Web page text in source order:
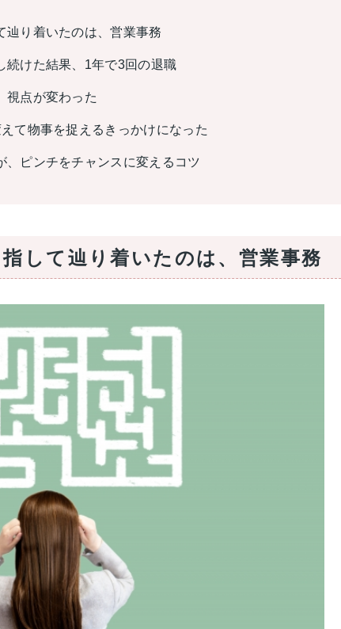
辿り着いたのは、営業事務
続けた結果、1年で3回の退職
視点が変わった
て物事を捉えるきっかけになった
ピンチをチャンスに変えるコツ
して辿り着いたのは、営業事務